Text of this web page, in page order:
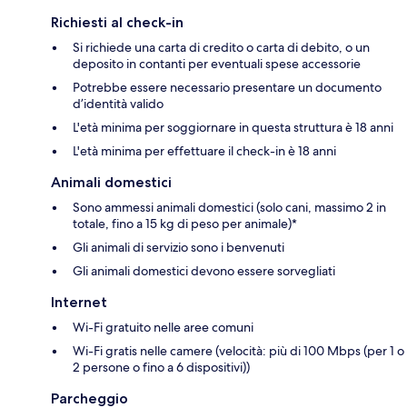
Richiesti al check-in
Si richiede una carta di credito o carta di debito, o un
deposito in contanti per eventuali spese accessorie
Potrebbe essere necessario presentare un documento
d’identità valido
L'età minima per soggiornare in questa struttura è 18 anni
L'età minima per effettuare il check-in è 18 anni
Animali domestici
Sono ammessi animali domestici (solo cani, massimo 2 in
totale, fino a 15 kg di peso per animale)*
Gli animali di servizio sono i benvenuti
Gli animali domestici devono essere sorvegliati
Internet
Wi-Fi gratuito nelle aree comuni
Wi-Fi gratis nelle camere (velocità: più di 100 Mbps (per 1 o
2 persone o fino a 6 dispositivi))
Parcheggio